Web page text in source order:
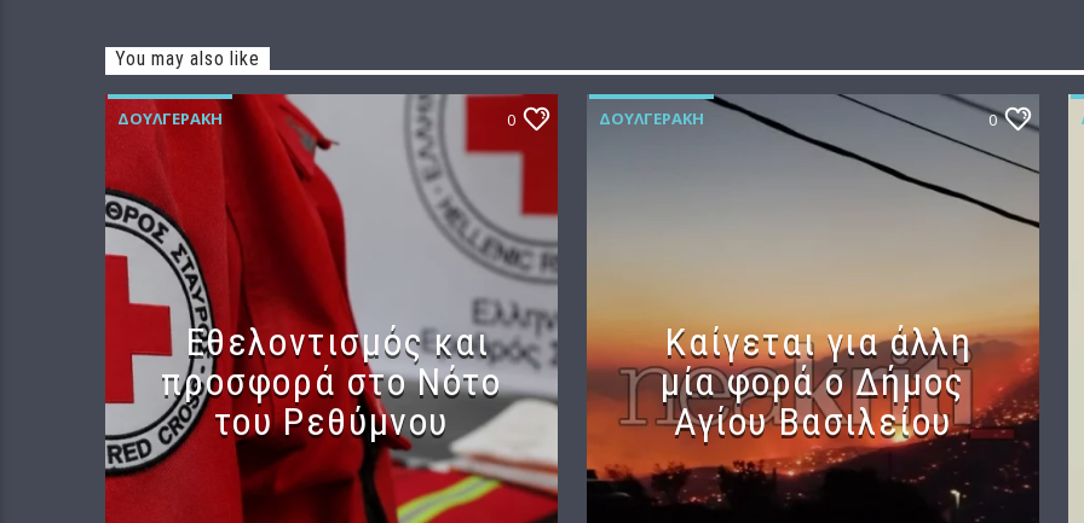
You may also like
ΔΟΥΛΓΕΡΆΚΗ 0
Εθελοντισμός και
προσφορά στο Νότο
του Ρεθύμνου
ΔΟΥΛΓΕΡΆΚΗ 0
Καίγεται για άλλη
μία φορά ο Δήμος
Αγίου Βασιλείου